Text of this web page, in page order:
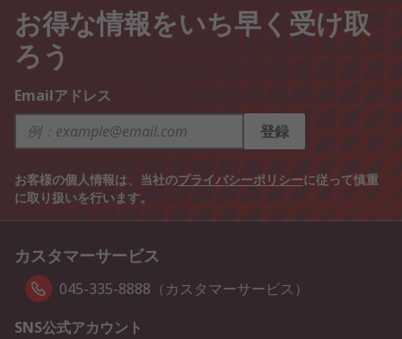
お得な情報をいち早く受け取
ろう
Emailアドレス
登録
お客様の個人情報は、当社のプライバシーポリシーに従って慎重
に取り扱いを行います。
カスタマーサービス
045-335-8888（カスタマーサービス）
SNS公式アカウント